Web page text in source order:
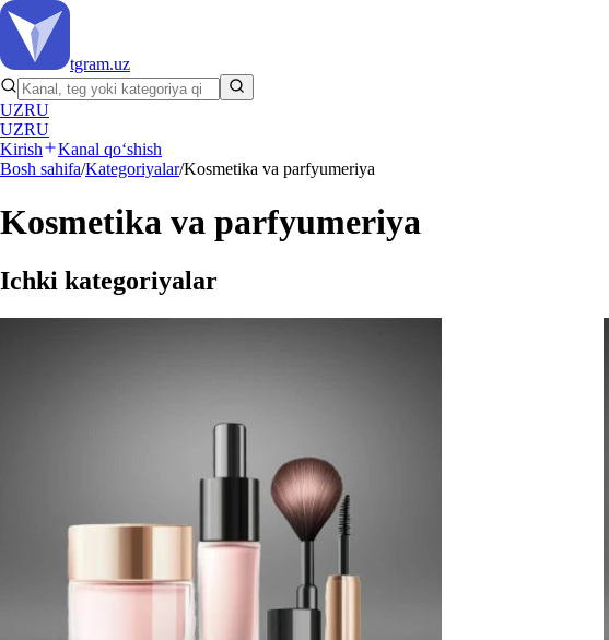
tgram.uz
UZRU
UZRU
Kirish
Kanal qo‘shish
Bosh sahifa/Kategoriyalar/Kosmetika va parfyumeriya
Kosmetika va parfyumeriya
Ichki kategoriyalar